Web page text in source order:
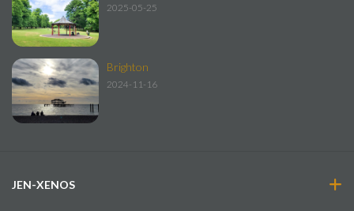
2025-05-25
Brighton
2024-11-16
JEN-XENOS